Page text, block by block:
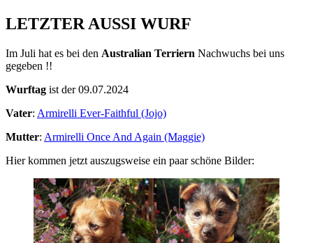
LETZTER AUSSI WURF
Im Juli hat es bei den Australian Terriern Nachwuchs bei uns
gegeben !!
Wurftag ist der 09.07.2024
Vater: Armirelli Ever-Faithful (Jojo)
Mutter: Armirelli Once And Again (Maggie)
Hier kommen jetzt auszugsweise ein paar schöne Bilder: